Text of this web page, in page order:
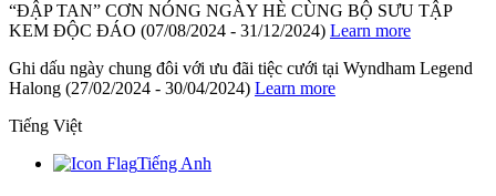
“ĐẬP TAN” CƠN NÓNG NGÀY HÈ CÙNG BỘ SƯU TẬP
KEM ĐỘC ĐÁO (07/08/2024 - 31/12/2024) Learn more
Ghi dấu ngày chung đôi với ưu đãi tiệc cưới tại Wyndham Legend
Halong (27/02/2024 - 30/04/2024) Learn more
Tiếng Việt
Tiếng Anh